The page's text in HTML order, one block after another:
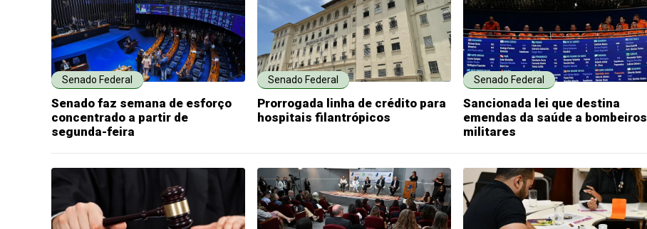
Senado Federal
Senado faz semana de esforço
concentrado a partir de
segunda-feira
Senado Federal
Prorrogada linha de crédito para
hospitais filantrópicos
Senado Federal
Sancionada lei que destina
emendas da saúde a bombeiros
militares